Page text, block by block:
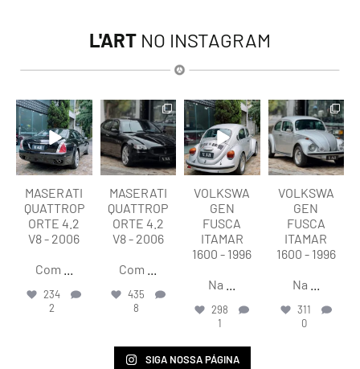
L'ART NO INSTAGRAM
lart.br
Ago 6
MASERATI
QUATTROP
ORTE 4.2
V8 - 2006
Com
234
2
lart.br
Ago 6
MASERATI
QUATTROP
ORTE 4.2
V8 - 2006
Com
435
8
lart.br
Ago 6
VOLKSWA
GEN
FUSCA
ITAMAR
1600 - 1996
Na
298
1
lart.br
Ago 6
VOLKSWA
GEN
FUSCA
ITAMAR
1600 - 1996
Na
311
0
SIGA NOSSA PÁGINA